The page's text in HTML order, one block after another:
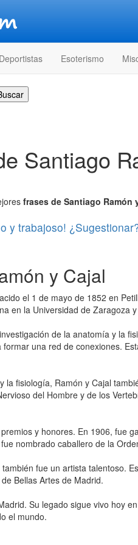
Deportistas Esoterismo
Santiago
frases de Santiago Ramón
y trabajoso!
y Cajal
el 1 de mayo de 1852 en
en la Universidad de
de la anatomía y la
una red de conexiones.
fisiología, Ramón y Cajal
del Hombre y de los
y honores. En 1906, fue
nombrado caballero de la
fue un artista talentoso.
Bellas Artes de Madrid.
Su legado sigue vivo hoy
el mundo.